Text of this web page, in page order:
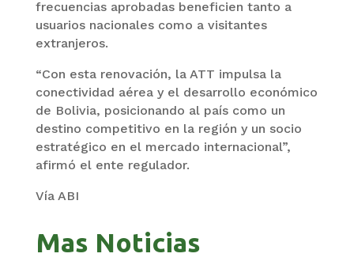
frecuencias aprobadas beneficien tanto a
usuarios nacionales como a visitantes
extranjeros.
“Con esta renovación, la ATT impulsa la
conectividad aérea y el desarrollo económico
de Bolivia, posicionando al país como un
destino competitivo en la región y un socio
estratégico en el mercado internacional”,
afirmó el ente regulador.
Vía ABI
Mas Noticias